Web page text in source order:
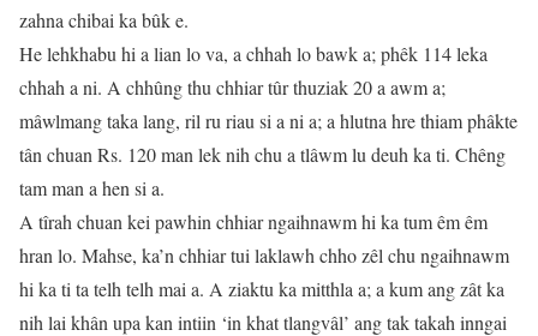
zahna chibai ka bûk e.
He lehkhabu hi a lian lo va, a chhah lo bawk a; phêk 114 leka
chhah a ni. A chhûng thu chhiar tûr thuziak 20 a awm a;
mâwlmang taka lang, ril ru riau si a ni a; a hlutna hre thiam phâkte
tân chuan Rs. 120 man lek nih chu a tlâwm lu deuh ka ti. Chêng
tam man a hen si a.
A tîrah chuan kei pawhin chhiar ngaihnawm hi ka tum êm êm
hran lo. Mahse, ka’n chhiar tui laklawh chho zêl chu ngaihnawm
hi ka ti ta telh telh mai a. A ziaktu ka mitthla a; a kum ang zât ka
nih lai khân upa kan intiin ‘in khat tlangvâl’ ang tak takah inngai